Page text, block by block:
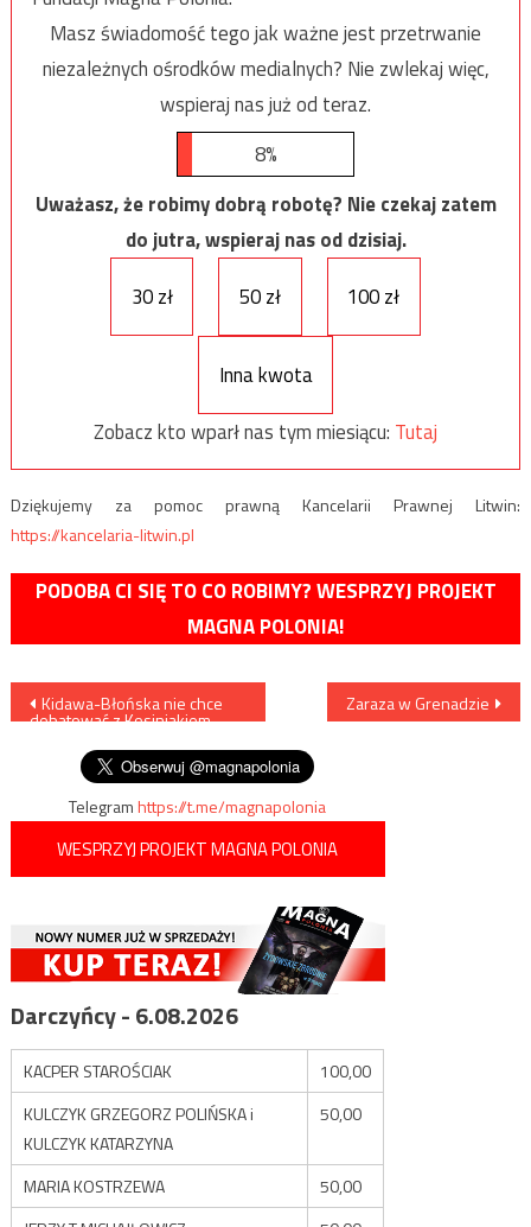
Masz świadomość tego jak ważne jest przetrwanie
niezależnych ośrodków medialnych? Nie zwlekaj więc,
wspieraj nas już od teraz.
8%
Uważasz, że robimy dobrą robotę? Nie czekaj zatem
do jutra, wspieraj nas od dzisiaj.
30 zł
50 zł 100 zł
Inna kwota
Zobacz kto wparł nas tym miesiącu: Tutaj
Dziękujemy za pomoc prawną Kancelarii Prawnej Litwin:
https://kancelaria-litwin.pl
PODOBA CI SIĘ TO CO ROBIMY? WESPRZYJ PROJEKT
MAGNA POLONIA!
Nawigacja
wpisu
Kidawa-Błońska nie chce
debatować z Kosiniakiem-
Zaraza w Grenadzie
Telegramhttps://t.me/magnapolonia
WESPRZYJ PROJEKT MAGNA POLONIA
Darczyńcy - 6.08.2026
KACPER STAROŚCIAK
100,00
KULCZYK GRZEGORZ POLIŃSKA i
KULCZYK KATARZYNA
50,00
MARIA KOSTRZEWA
50,00